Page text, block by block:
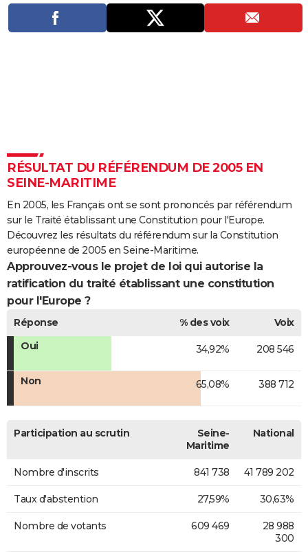
Destinations
Voyage nature
Voyage de noces
Dictionnaire
Biographies
Citations
Expressions
Proverbes
PROGRAMME TV
COPAINS D'AVANT
S'inscrire
Se connecter
Lycées
Collèges
Primaires
Universités
Entreprises
Service militaire
Avis de recherche
AVIS DE DÉCÈS
FORUM
Bricolage
Lifestyle
Culture
Sport
Auto
Television
Voyage
Cinema
RÉSULTAT DU RÉFÉRENDUM DE 2005 EN
SEINE-MARITIME
En 2005, les Français ont se sont prononcés par référendum
sur le Traité établissant une Constitution pour l'Europe.
Découvrez les résultats du référendum sur la Constitution
européenne de 2005 en Seine-Maritime.
Approuvez-vous le projet de loi qui autorise la
ratification du traité établissant une constitution
pour l'Europe ?
Réponse % des voix
Voix
Oui
34,92% 208 546
Non 65,08% 388 712
Participation au scrutin
Seine-
Maritime
National
Nombre d'inscrits 841 738 41 789 202
Taux d'abstention 27,59% 30,63%
Nombre de votants 609 469
28 988
300